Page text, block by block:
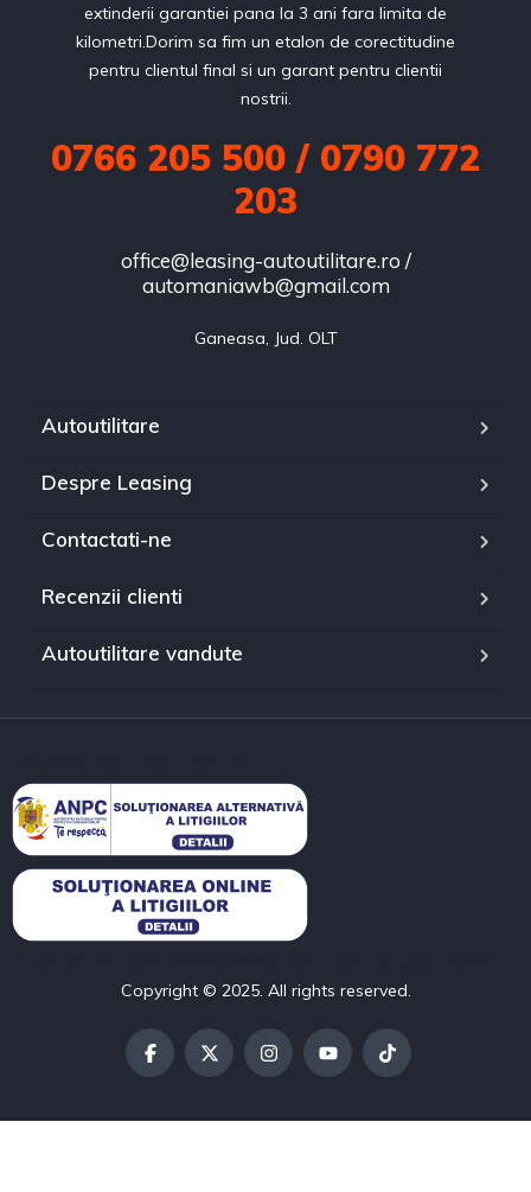
extinderii garantiei pana la 3 ani fara limita de
kilometri.Dorim sa fim un etalon de corectitudine
pentru clientul final si un garant pentru clientii
nostrii.
0766 205 500 / 0790 772
203
office@leasing-autoutilitare.ro /
automaniawb@gmail.com
Ganeasa, Jud. OLT
Autoutilitare
Despre Leasing
Contactati-ne
Recenzii clienti
Autoutilitare vandute
Copyright © 2025. All rights reserved.